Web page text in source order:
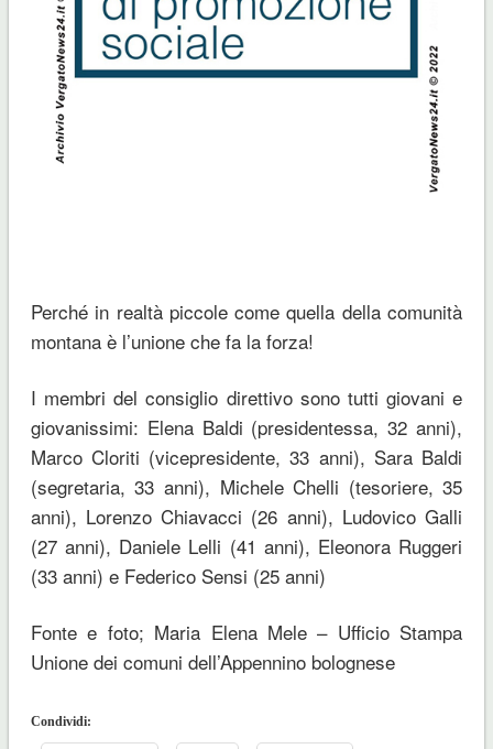
Perché in realtà piccole come quella della comunità
montana è l’unione che fa la forza!
I membri del consiglio direttivo sono tutti giovani e
giovanissimi: Elena Baldi (presidentessa, 32 anni),
Marco Cloriti (vicepresidente, 33 anni), Sara Baldi
(segretaria, 33 anni), Michele Chelli (tesoriere, 35
anni), Lorenzo Chiavacci (26 anni), Ludovico Galli
(27 anni), Daniele Lelli (41 anni), Eleonora Ruggeri
(33 anni) e Federico Sensi (25 anni)
Fonte e foto; Maria Elena Mele – Ufficio Stampa
Unione dei comuni dell’Appennino bolognese
Condividi: